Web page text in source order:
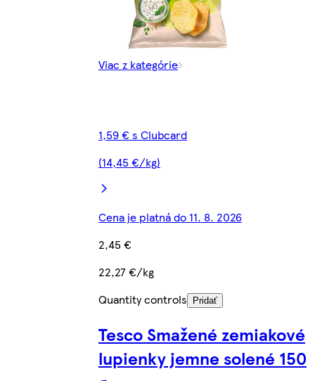
Viac z kategórie
1,59 € s Clubcard
(14,45 €/kg)
Cena je platná do 11. 8. 2026
2,45 €
22,27 €/kg
Quantity controls
Pridať
Tesco Smažené zemiakové
lupienky jemne solené 150